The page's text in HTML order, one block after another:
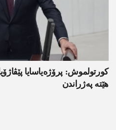
کورتولموش: پرۆژەیاسایا
هێتە پەژراندن